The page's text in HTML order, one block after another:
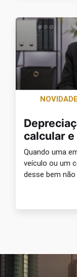
calcular
Quando uma
veículo ou um
desse bem